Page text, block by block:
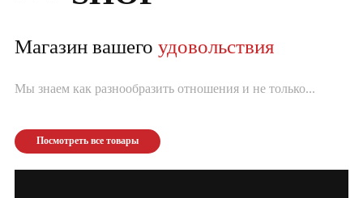
Магазин вашего удовольствия
Мы знаем как разнообразить отношения и не только...
Посмотреть все товары